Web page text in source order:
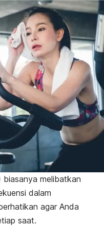
biasanya melibatkan
dalam
agar Anda
saat.